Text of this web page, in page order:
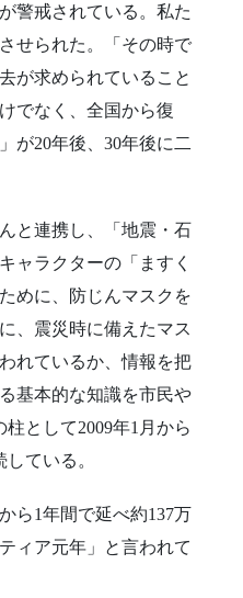
警戒されている。私た
せられた。「その時で
が求められていること
でなく、全国から復
が20年後、30年後に二
と連携し、「地震・石
ャラクターの「ますく
めに、防じんマスクを
、震災時に備えたマス
れているか、情報を把
基本的な知識を市民や
として2009年1月から
ている。
ら1年間で延べ約137万
ィア元年」と言われて